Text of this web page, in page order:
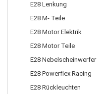
E28 Lenkung
E28 M- Teile
E28 Motor Elektrik
E28 Motor Teile
E28 Nebelscheinwerfer
E28 Powerflex Racing
E28 Rückleuchten